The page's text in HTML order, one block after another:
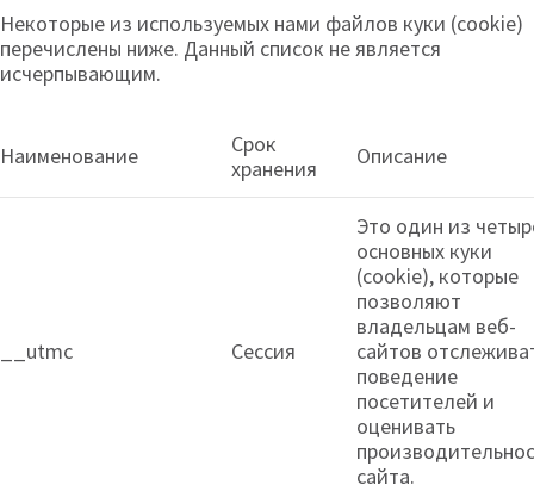
Некоторые из используемых нами файлов куки (cookie)
перечислены ниже. Данный список не является
исчерпывающим.
Наименование
Срок
хранения
Описание
__utmc Сессия
Это один из
основных куки
(cookie), которые
позволяют
владельцам веб-
сайтов
поведение
посетителей и
оценивать
сайта.